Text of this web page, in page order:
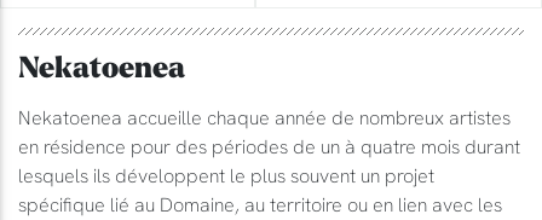
Nekatoenea
Nekatoenea accueille chaque année de nombreux artistes
en résidence pour des périodes de un à quatre mois durant
lesquels ils développent le plus souvent un projet
spécifique lié au Domaine, au territoire ou en lien avec les